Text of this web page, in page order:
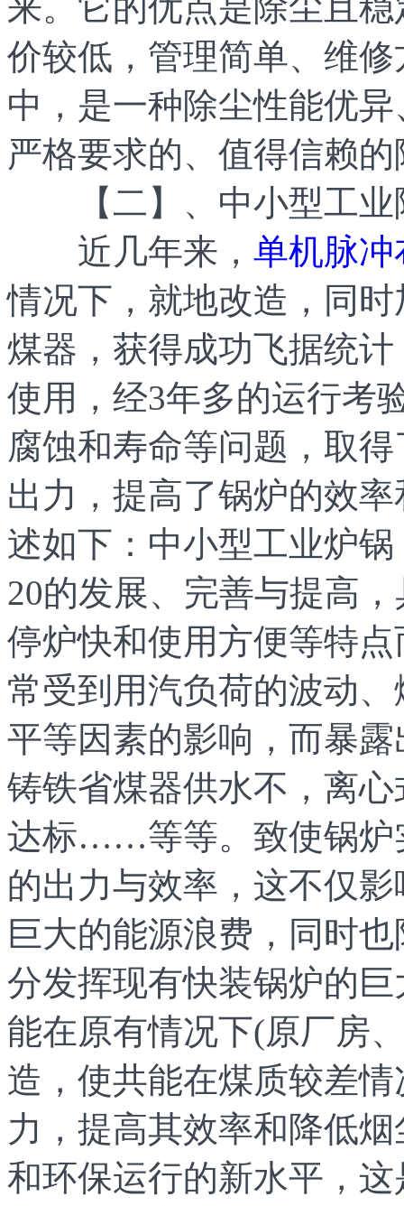
来。它的优点是除尘且
价较低，管理简单、维
中，是一种除尘性能优
严格要求的、值得信赖
【二】、中小型工业
近几年来， 单机脉
情况下，就地改造，同
煤器，获得成功飞据统
使用，经3年多的运行考
腐蚀和寿命等问题，取
出力，提高了锅炉的效
述如下：中小型工业炉
20的发展、完善与提高
停炉快和使用方便等特
常受到用汽负荷的波动
平等因素的影响，而暴
铸铁省煤器供水不，离
达标……等等。致使锅炉
的出力与效率，这不仅
巨大的能源浪费，同时
分发挥现有快装锅炉的
能在原有情况下(原厂房
造，使共能在煤质较差
力，提高其效率和降低
和环保运行的新水平，